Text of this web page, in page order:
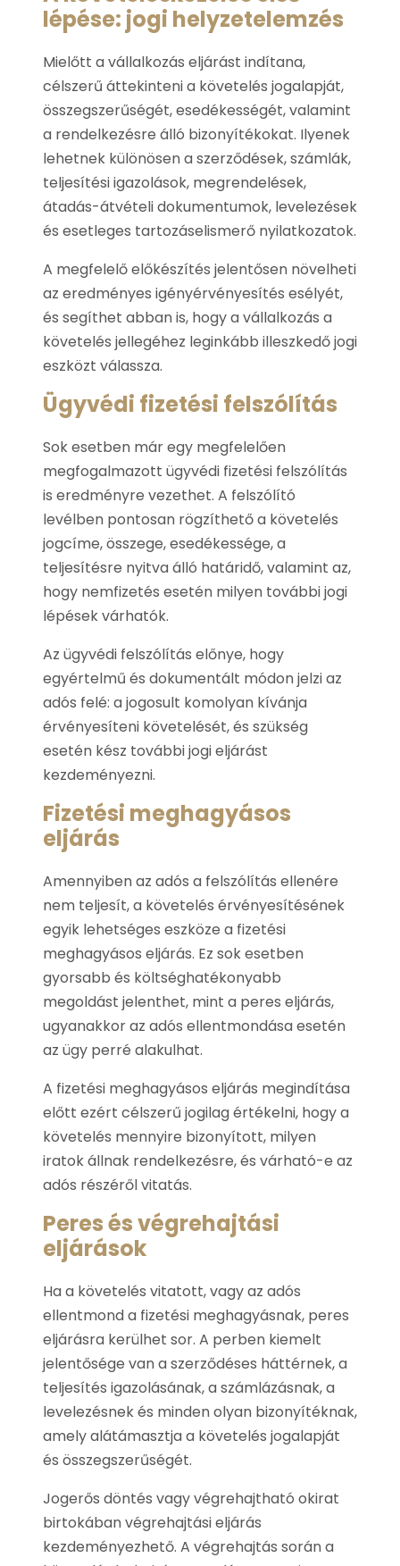
lépése: jogi helyzetelemzés
Mielőtt a vállalkozás eljárást indítana,
célszerű áttekinteni a követelés jogalapját,
összegszerűségét, esedékességét, valamint
a rendelkezésre álló bizonyítékokat. Ilyenek
lehetnek különösen a szerződések, számlák,
teljesítési igazolások, megrendelések,
átadás-átvételi dokumentumok, levelezések
és esetleges tartozáselismerő nyilatkozatok.
A megfelelő előkészítés jelentősen növelheti
az eredményes igényérvényesítés esélyét,
és segíthet abban is, hogy a vállalkozás a
követelés jellegéhez leginkább illeszkedő jogi
eszközt válassza.
Ügyvédi fizetési felszólítás
Sok esetben már egy megfelelően
megfogalmazott ügyvédi fizetési felszólítás
is eredményre vezethet. A felszólító
levélben pontosan rögzíthető a követelés
jogcíme, összege, esedékessége, a
teljesítésre nyitva álló határidő, valamint az,
hogy nemfizetés esetén milyen további jogi
lépések várhatók.
Az ügyvédi felszólítás előnye, hogy
egyértelmű és dokumentált módon jelzi az
adós felé: a jogosult komolyan kívánja
érvényesíteni követelését, és szükség
esetén kész további jogi eljárást
kezdeményezni.
Fizetési meghagyásos
eljárás
Amennyiben az adós a felszólítás ellenére
nem teljesít, a követelés érvényesítésének
egyik lehetséges eszköze a fizetési
meghagyásos eljárás. Ez sok esetben
gyorsabb és költséghatékonyabb
megoldást jelenthet, mint a peres eljárás,
ugyanakkor az adós ellentmondása esetén
az ügy perré alakulhat.
A fizetési meghagyásos eljárás megindítása
előtt ezért célszerű jogilag értékelni, hogy a
követelés mennyire bizonyított, milyen
iratok állnak rendelkezésre, és várható-e az
adós részéről vitatás.
Peres és végrehajtási
eljárások
Ha a követelés vitatott, vagy az adós
ellentmond a fizetési meghagyásnak, peres
eljárásra kerülhet sor. A perben kiemelt
jelentősége van a szerződéses háttérnek, a
teljesítés igazolásának, a számlázásnak, a
levelezésnek és minden olyan bizonyítéknak,
amely alátámasztja a követelés jogalapját
és összegszerűségét.
Jogerős döntés vagy végrehajtható okirat
birtokában végrehajtási eljárás
kezdeményezhető. A végrehajtás során a